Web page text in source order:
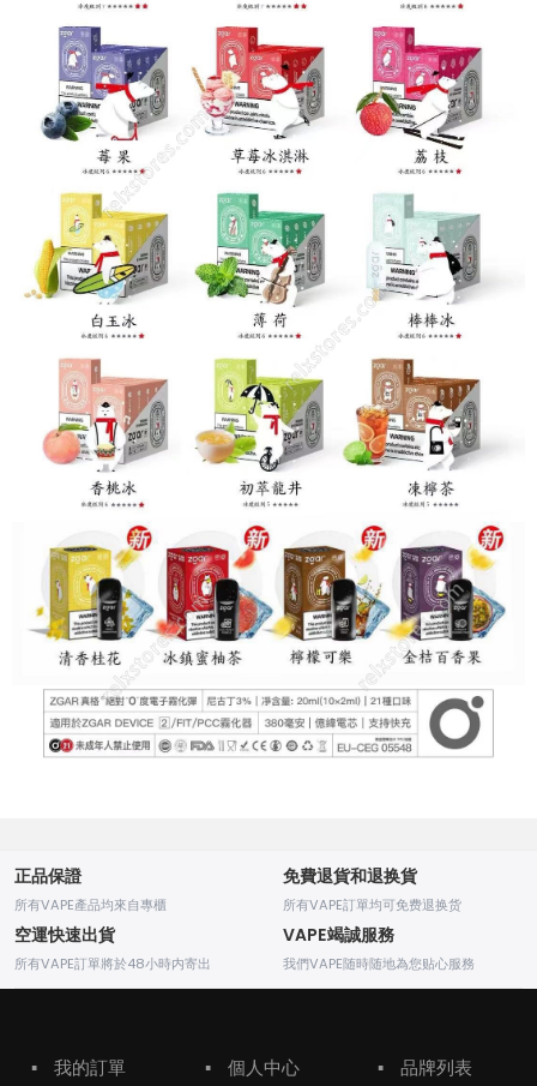
正品保證
所有VAPE產品均來自專櫃
免費退貨和退换貨
所有VAPE訂單均可免费退换货
空運快速出貨
所有VAPE訂單將於48小時内寄出
VAPE竭誠服務
我們VAPE随時随地為您贴心服務
▪ 我的訂單 ▪ 個人中心 ▪ 品牌列表